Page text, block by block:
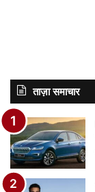
ताज़ा समाचार